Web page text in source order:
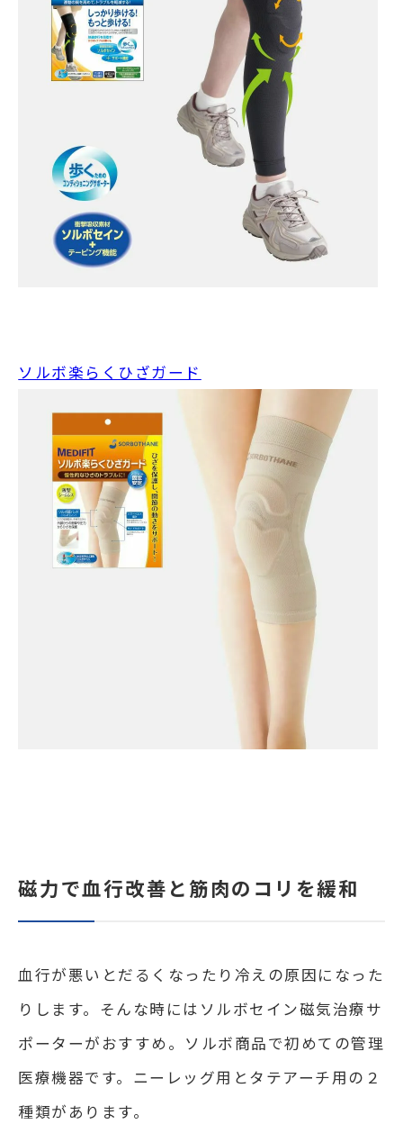
ソルボ楽らくひざガード
磁力で血行改善と筋肉のコリを緩和
血行が悪いとだるくなったり冷えの原因になった
りします。そんな時にはソルボセイン磁気治療サ
ポーターがおすすめ。ソルボ商品で初めての管理
医療機器です。ニーレッグ用とタテアーチ用の２
種類があります。